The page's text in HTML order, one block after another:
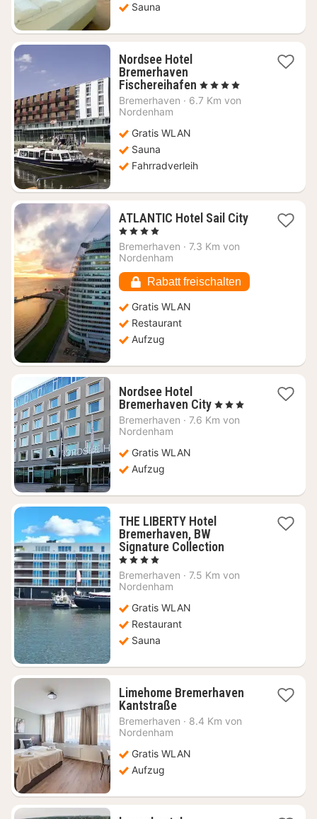
Sauna
Nordsee Hotel
Bremerhaven
Fischereihafen 1
Nacht
, 4 Sterne
Bremerhaven · 6.7 Km von
Nordenham
Gratis WLAN
Sauna
Fahrradverleih
ATLANTIC Hotel Sail City1
, 4 Sterne
Bremerhaven · 7.3 Km von
Nordenham
Rabatt freischalten
Gratis WLAN
Restaurant
Aufzug
Nordsee Hotel
Bremerhaven City1
Nacht
, 3 Sterne
Bremerhaven · 7.6 Km von
Nordenham
Gratis WLAN
Aufzug
THE LIBERTY Hotel
Bremerhaven, BW
Signature Collection1
ab
, 4 Sterne
Bremerhaven · 7.5 Km von
Nordenham
Gratis WLAN
Restaurant
Sauna
Limehome Bremerhaven
Kantstraße1
Nacht
€
Bremerhaven · 8.4 Km von
Nordenham
Gratis WLAN
Aufzug